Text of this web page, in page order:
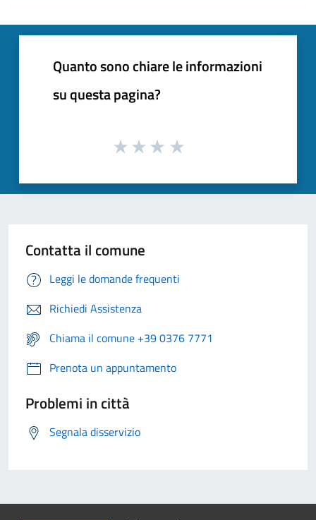
Quanto sono chiare le informazioni
su questa pagina?
Contatta il comune
Leggi le domande frequenti
Richiedi Assistenza
Chiama il comune +39 0376 7771
Prenota un appuntamento
Problemi in città
Segnala disservizio